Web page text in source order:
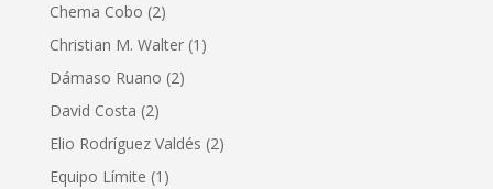
Chema Cobo (2)
Christian M. Walter (1)
Dámaso Ruano (2)
David Costa (2)
Elio Rodríguez Valdés (2)
Equipo Límite (1)